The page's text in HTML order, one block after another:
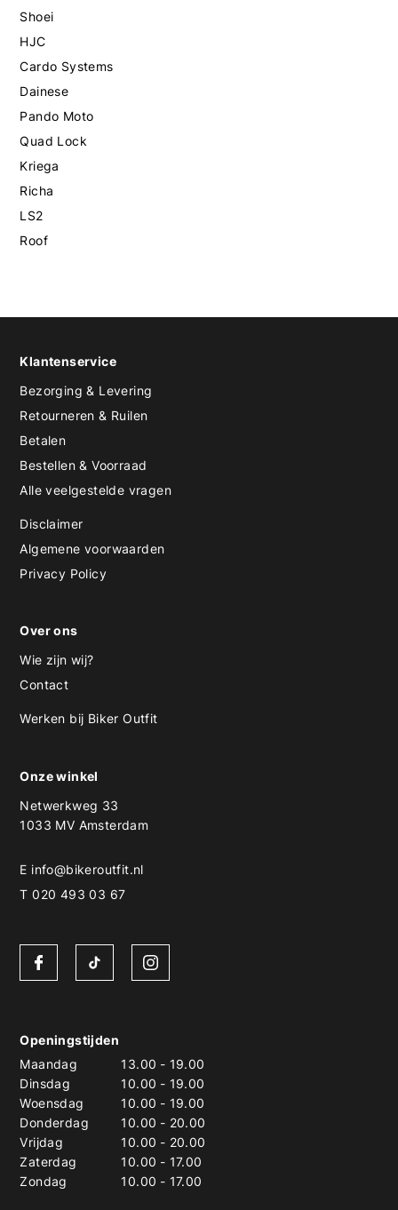
Shoei
HJC
Cardo Systems
Dainese
Pando Moto
Quad Lock
Kriega
Richa
LS2
Roof
Klantenservice
Bezorging & Levering
Retourneren & Ruilen
Betalen
Bestellen & Voorraad
Alle veelgestelde vragen
Disclaimer
Algemene voorwaarden
Privacy Policy
Over ons
Wie zijn wij?
Contact
Werken bij Biker Outfit
Onze winkel
Netwerkweg 33
1033 MV Amsterdam
E info@bikeroutfit.nl
T 020 493 03 67
Openingstijden
Maandag
13.00 - 19.00
Dinsdag
10.00 - 19.00
Woensdag
10.00 - 19.00
Donderdag
10.00 - 20.00
Vrijdag
10.00 - 20.00
Zaterdag
10.00 - 17.00
Zondag
10.00 - 17.00